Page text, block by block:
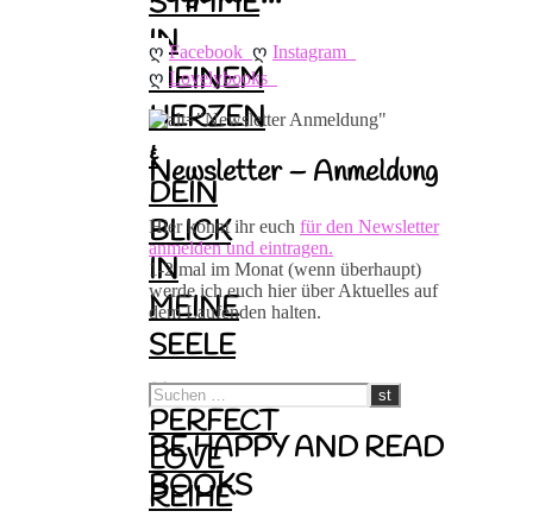
IN
MEINEM
HERZEN
&
DEIN
BLICK
IN
MEINE
SEELE
–
PERFECT
LOVE
REIHE
ღ Facebook ღ Instagram
ღ Lovelybooks
Newsletter – Anmeldung
Hier könnt ihr euch für den Newsletter
anmelden und eintragen.
1-2 mal im Monat (wenn überhaupt)
werde ich euch hier über Aktuelles auf
dem Laufenden halten.
BE HAPPY AND READ
BOOKS